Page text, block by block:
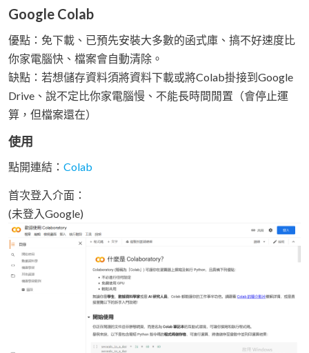
Google Colab
優點：免下載、已預先安裝大多數的函式庫、搞不好速度比
你家電腦快、檔案會自動清除。
缺點：若想儲存資料須將資料下載或將Colab掛接到Google
Drive、說不定比你家電腦慢、不能長時間閒置（會停止運
算，但檔案還在）
使用
點開連結： Colab
首次登入介面：
(未登入Google)